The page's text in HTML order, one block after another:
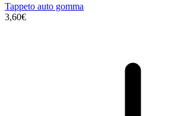
Tappeto auto gomma
3,60€